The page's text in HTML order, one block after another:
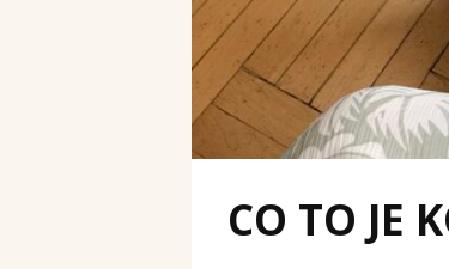
CO TO JE